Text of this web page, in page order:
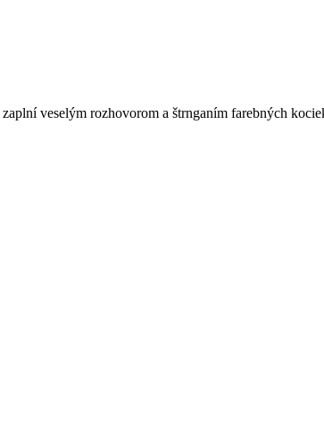
veselým rozhovorom a štrnganím farebných